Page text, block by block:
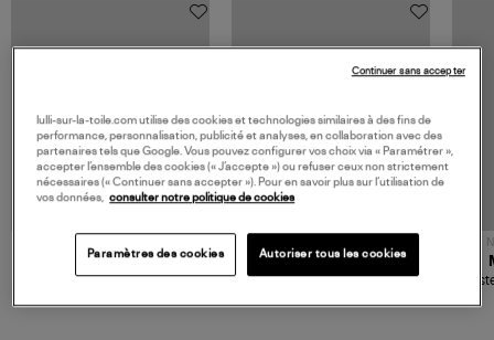
JEROME DREYFUSS
Sac Bobi S Cuir Lamé
TORAL
Mocassins Killian Sport
lulli-sur-la-toile.com utilise des cookies et technologies similaires à des fins de
performance, personnalisation, publicité et analyses, en collaboration avec des
partenaires tels que Google. Vous pouvez configurer vos choix via « Paramétrer »,
accepter l’ensemble des cookies (« J’accepte ») ou refuser ceux non strictement
nécessaires (« Continuer sans accepter »). Pour en savoir plus sur l’utilisation de
vos données, consulter notre politique de cookies
Paramètres des cookies Autoriser tous les cookies
Continuer sans accepter